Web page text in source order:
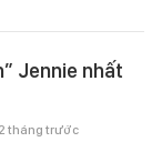
Jennie nhất
tháng trước